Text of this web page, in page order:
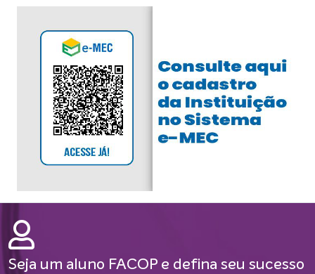
Seja um aluno FACOP e defina seu sucesso